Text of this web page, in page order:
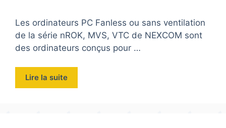
Les ordinateurs PC Fanless ou sans ventilation
de la série nROK, MVS, VTC de NEXCOM sont
des ordinateurs conçus pour …
Lire la suite